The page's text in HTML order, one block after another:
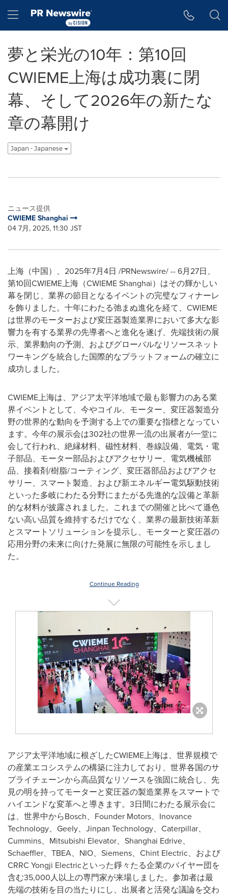
Hamburger menu
夢と栄光の10年：第10回
CWIEME上海は成功裏に閉
幕、そして2026年の新たな
章の幕開け
Japan - Japanese
ニュース提供
CWIEME Shanghai
04 7月, 2025, 11:30 JST
上海（中国）、2025年7月4日 /PRNewswire/ -- 6月27日、
第10回CWIEME上海（CWIEME Shanghai）はその輝かしい
幕を閉じ、業界の節目となるイベントの完璧なフィナーレ
を飾りました。十年にわたる弛まぬ進化を経て、CWIEME
は世界のモーターおよび変圧器製造業界において多大な影
響力を有する業界の先導者へと進化を遂げ、先端技術の展
示、業界動向の予測、およびグローバルなリソースネット
ワーキングを統合した国際的なプラットフォームの確立に
成功しました。
CWIEME上海は、アジア太平洋地域で最も影響力のある業
界イベントとして、今やコイル、モーター、変圧器製造分
野の世界的な動向を予測する上での重要な指標となってい
ます。今年の展示会は302社の世界一流の出展者が一堂に
会して行われ、絶縁材料、磁性材料、巻線設備、電気・電
子部品、モーター部品およびアクセサリー、電気機械部
品、接着剤/樹脂/コーティング、変圧器部品およびアクセ
サリー、スマート製造、および新エネルギー電気駆動技術
といった多岐にわたる分野にまたがる先進的な設備と革新
的な材料が披露されました。これまでの開催と比べて遜色
ない高い品質を維持するだけでなく、業界の最新技術革新
とスマートソリューションを提示し、モーターと変圧器の
応用分野の未来に向けた発展に無限の可能性を示しまし
た。
Continue Reading
アジア太平洋地域に根ざしたCWIEME上海は、世界規模で
の産業エコシステムの構築に注力しており、世界各国のサ
プライチェーンから高品質なリソースを強固に統合し、先
見の明を持ってモーターと変圧器の製造業界をスマートで
ハイエンドな変革へと導きます。3日間にわたる展示会に
は、世界中からBosch、Founder Motors、Inovance
Technology、Geely、Jinpan Technology、Caterpillar、
Cummins、Mitsubishi Elevator、Shanghai Edrive、
Schaeffler、TBEA、NIO、Siemens、Chint Electric、および
CRRC Yongji Electricといった錚々たる企業のバイヤー団を
含む35,000人以上の専門家が来場しました。参加者は最
先端の技術を目の当たりにし、出展者と活発な議論を交わ